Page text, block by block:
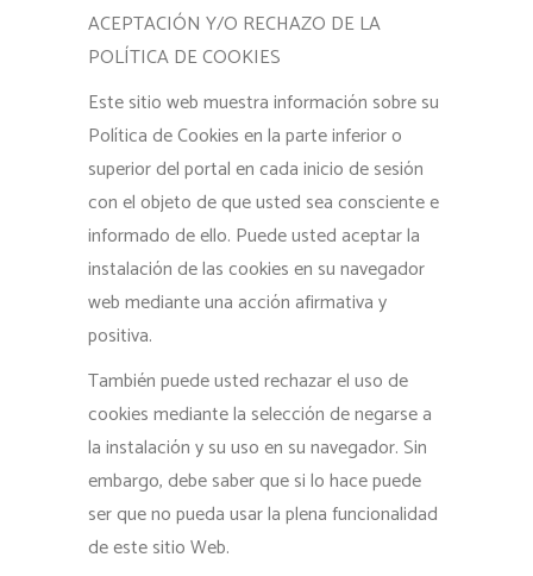
ACEPTACIÓN Y/O RECHAZO DE LA
POLÍTICA DE COOKIES
Este sitio web muestra información sobre su
Política de Cookies en la parte inferior o
superior del portal en cada inicio de sesión
con el objeto de que usted sea consciente e
informado de ello. Puede usted aceptar la
instalación de las cookies en su navegador
web mediante una acción afirmativa y
positiva.
También puede usted rechazar el uso de
cookies mediante la selección de negarse a
la instalación y su uso en su navegador. Sin
embargo, debe saber que si lo hace puede
ser que no pueda usar la plena funcionalidad
de este sitio Web.